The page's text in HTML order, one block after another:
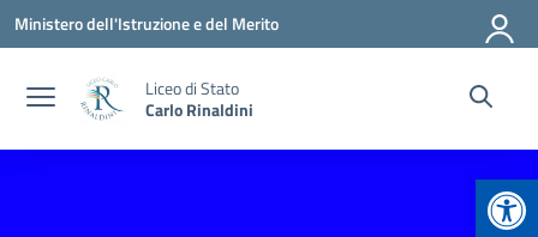
Vai ai contenuti
Vai al menu di navigazione
Vai al footer
Ministero dell'Istruzione e del Merito
Liceo di Stato
Carlo Rinaldini